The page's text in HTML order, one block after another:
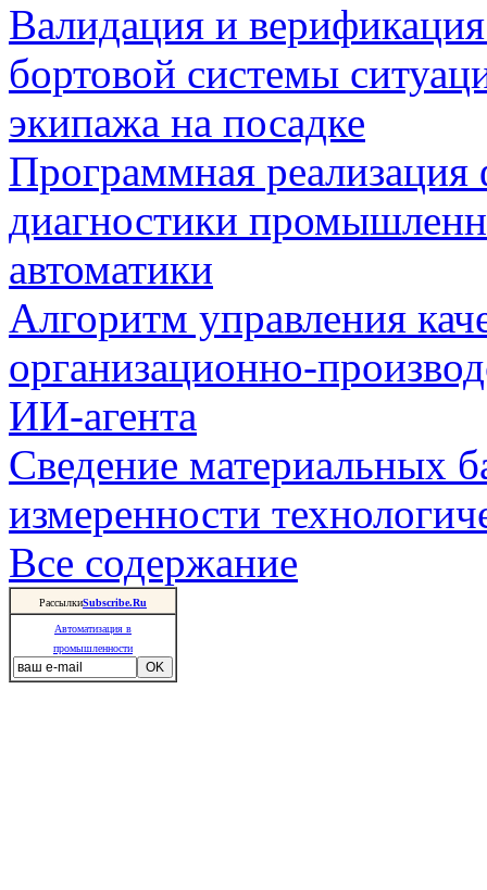
Валидация и
бортовой системы
экипажа на посадке
Программная
диагностики
автоматики
Алгоритм управления
организационно-
ИИ-агента
Сведение материальных
измеренности
Все содержание
РассылкиSubscribe.Ru
Автоматизация в
промышленности